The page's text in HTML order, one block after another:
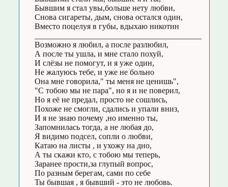
Бывшим я стал увы,больше нету любви,
Снова сигареты, дым, снова остался один,
Вместо поцелуя в губы, вдыхаю никотин
Возможно я любил, а после разлюбил,
А после ты ушла, и мне стало похуй,
И слёзы не помогут, и я уже один,
Не жалуюсь тебе, и уже не больно
Она мне говорила," ты меня не ценишь",
"С тобою мы не пара", но я и не поверил,
Но я её не предал, просто не сошлись,
Похоже не смогли, сдались и упали вниз,
И я не знаю почему ,но именно ты,
Запомнилась тогда, а не любая до,
Я видимо подсел, сопли о любви,
Катаю на листы , и ухожу на дно,
А ты скажи кто, с тобою мы теперь,
Заранее прости,за глупый вопрос,
По разным берегам, сами по себе
Ты бывшая , я бывший - это не любовь.